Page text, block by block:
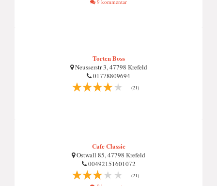
9 kommentar
Torten Boss
Neusserstr 3, 47798 Krefeld
01778809694
(21)
Cafe Classic
Ostwall 85, 47798 Krefeld
00492151601072
(21)